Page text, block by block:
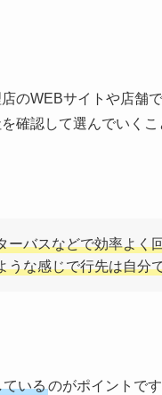
のWEBサイトや店舗
確認して選んでいくこ
ーバスなどで効率よく
うな感じで行先は自分
ているのがポイントです